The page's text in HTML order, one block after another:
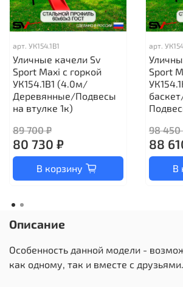
арт. УК154.1В1
Уличные качели Sv
Sport Maxi с горкой
УК154.1В1 (4.0м/
Деревянные/Подвесы
на втулке 1к)
89 700 ₽
80 730 ₽
В корзину
арт.
Sport
98 450
88
В
Описание
Особенность данной модели -
как одному, так и вместе с друзьями.